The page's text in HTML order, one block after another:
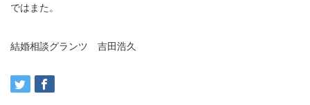
ではまた。
結婚相談グランツ 吉田浩久